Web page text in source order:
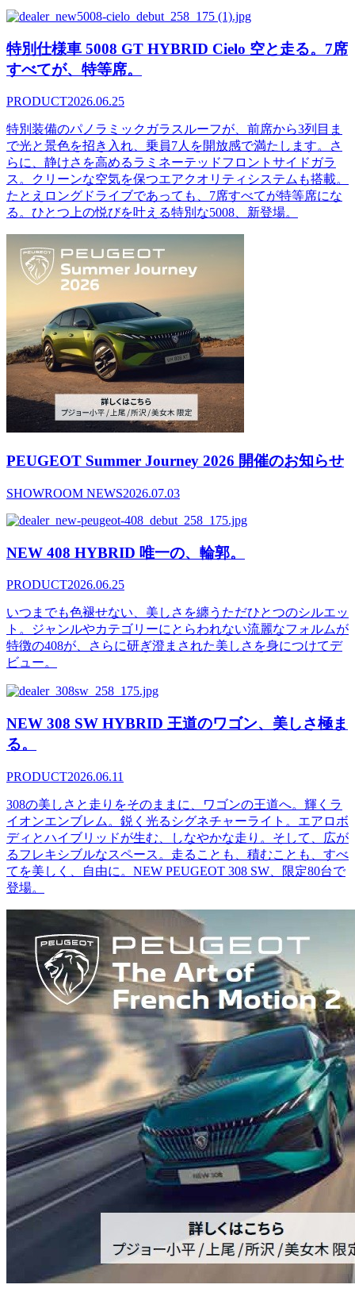
特別仕様車 5008 GT HYBRID Cielo 空と走る。7席
すべてが、特等席。
PRODUCT2026.06.25
特別装備のパノラミックガラスルーフが、前席から3列目ま
で光と景色を招き入れ、乗員7人を開放感で満たします。さ
らに、静けさを高めるラミネーテッドフロントサイドガラ
ス。クリーンな空気を保つエアクオリティシステムも搭載。
たとえロングドライブであっても、7席すべてが特等席にな
る。ひとつ上の悦びを叶える特別な5008、新登場。
PEUGEOT Summer Journey 2026 開催のお知らせ
SHOWROOM NEWS2026.07.03
NEW 408 HYBRID 唯一の、輪郭。
PRODUCT2026.06.25
いつまでも色褪せない、美しさを纏うただひとつのシルエッ
ト。ジャンルやカテゴリーにとらわれない流麗なフォルムが
特徴の408が、さらに研ぎ澄まされた美しさを身につけてデ
ビュー。
NEW 308 SW HYBRID 王道のワゴン、美しさ極ま
る。
PRODUCT2026.06.11
308の美しさと走りをそのままに、ワゴンの王道へ。輝くラ
イオンエンブレム。鋭く光るシグネチャーライト。エアロボ
ディとハイブリッドが生む、しなやかな走り。そして、広が
るフレキシブルなスペース。走ることも、積むことも、すべ
てを美しく、自由に。NEW PEUGEOT 308 SW、限定80台で
登場。